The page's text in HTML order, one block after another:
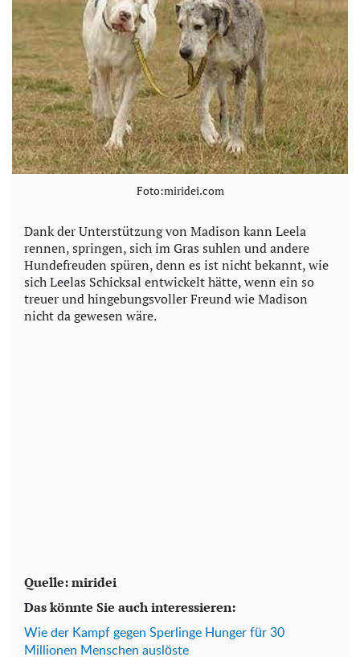
Foto:miridei.com
Dank der Unterstützung von Madison kann Leela
rennen, springen, sich im Gras suhlen und andere
Hundefreuden spüren, denn es ist nicht bekannt, wie
sich Leelas Schicksal entwickelt hätte, wenn ein so
treuer und hingebungsvoller Freund wie Madison
nicht da gewesen wäre.
Quelle: miridei
Das könnte Sie auch interessieren:
Wie der Kampf gegen Sperlinge Hunger für 30
Millionen Menschen auslöste